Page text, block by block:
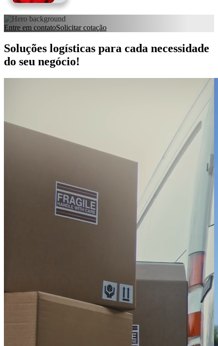
Entre em contatoSolicitar cotação
Soluções logísticas para cada necessidade
do seu negócio!